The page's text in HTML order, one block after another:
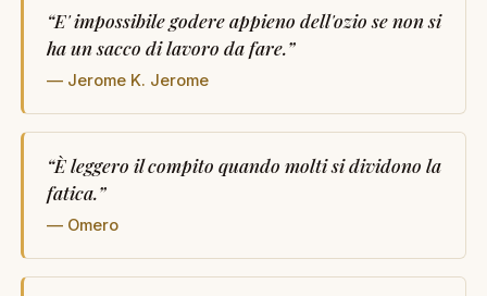
“E' impossibile godere appieno dell'ozio se non si
ha un sacco di lavoro da fare.”
— Jerome K. Jerome
“È leggero il compito quando molti si dividono la
fatica.”
— Omero